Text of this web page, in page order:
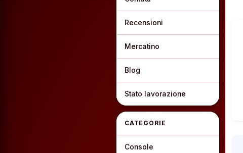
Recensioni
Mercatino
Blog
Stato lavorazione
CATEGORIE
Console